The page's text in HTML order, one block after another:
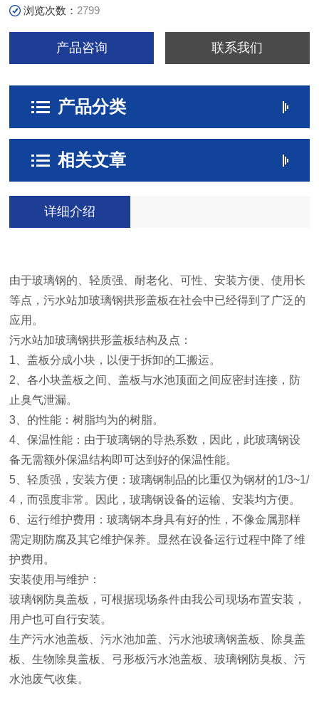
浏览次数： 2799
产品咨询 联系我们
产品分类
相关文章
详细介绍
由于玻璃钢的、轻质强、耐老化、可性、安装方便、使用长
等点，污水站加玻璃钢拱形盖板在社会中已经得到了广泛的
应用。
污水站加玻璃钢拱形盖板结构及点：
1、盖板分成小块，以便于拆卸的工搬运。
2、各小块盖板之间、盖板与水池顶面之间应密封连接，防
止臭气泄漏。
3、的性能：树脂均为的树脂。
4、保温性能：由于玻璃钢的导热系数，因此，此玻璃钢设
备无需额外保温结构即可达到好的保温性能。
5、轻质强，安装方便：玻璃钢制品的比重仅为钢材的1/3~1/
4，而强度非常。因此，玻璃钢设备的运输、安装均方便。
6、运行维护费用：玻璃钢本身具有好的性，不像金属那样
需定期防腐及其它维护保养。显然在设备运行过程中降了维
护费用。
安装使用与维护：
玻璃钢防臭盖板，可根据现场条件由我公司现场布置安装，
用户也可自行安装。
生产污水池盖板、污水池加盖、污水池玻璃钢盖板、除臭盖
板、生物除臭盖板、弓形板污水池盖板、玻璃钢防臭板、污
水池废气收集。